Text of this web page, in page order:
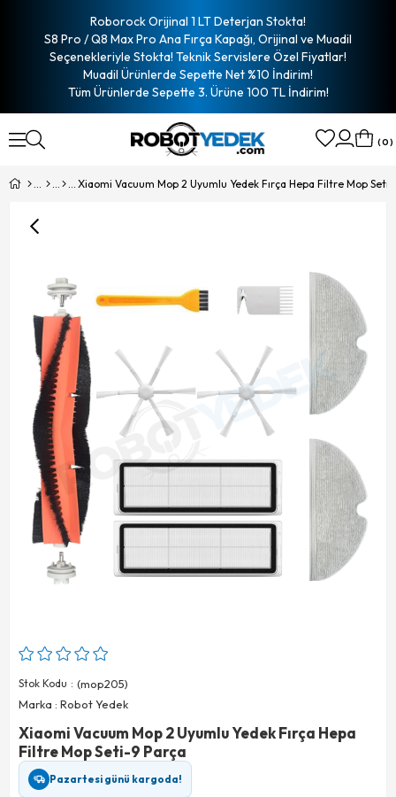
Roborock Orijinal 1 LT Deterjan Stokta!
S8 Pro / Q8 Max Pro Ana Fırça Kapağı, Orijinal ve Muadil
Seçenekleriyle Stokta! Teknik Servislere Özel Fiyatlar!
Muadil Ürünlerde Sepette Net %10 İndirim!
Tüm Ürünlerde Sepette 3. Ürüne 100 TL İndirim!
0
Xiaomi Vacuum Mop 2 Uyumlu Yedek Fırça Hepa Filtre Mop
Stok Kodu
(mop205)
Marka : Robot Yedek
Xiaomi Vacuum Mop 2 Uyumlu Yedek Fırça Hepa
Filtre Mop Seti-9 Parça
Pazartesi günü kargoda!